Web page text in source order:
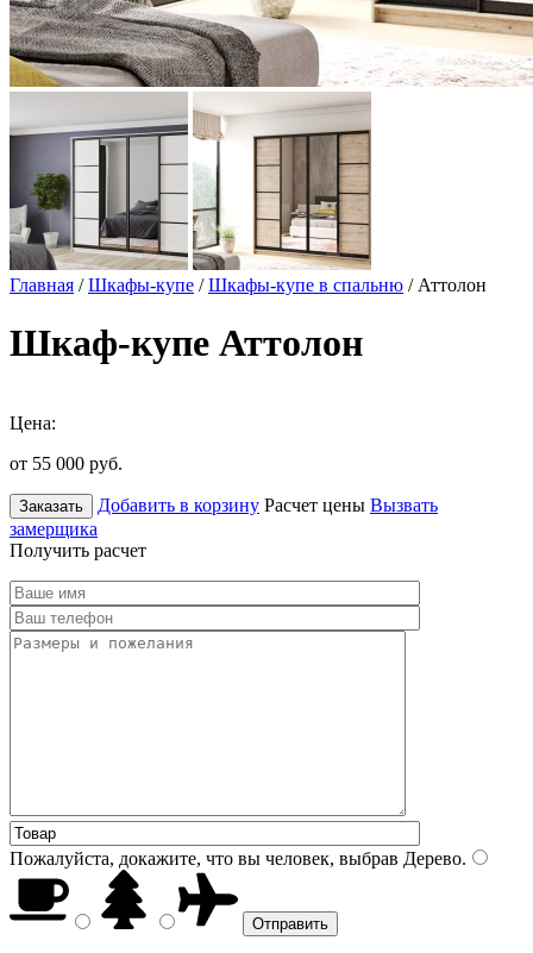
Главная /Шкафы-купе /Шкафы-купе в спальню / Аттолон
Шкаф-купе Аттолон
Цена:
от 55 000 руб.
Заказать Добавить в корзину Расчет цены Вызвать
замерщика
Получить расчет
Пожалуйста, докажите, что вы человек, выбрав Дерево.